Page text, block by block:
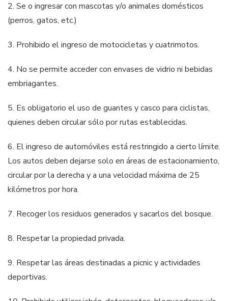
2. Se o ingresar con mascotas y/o animales domésticos
(perros, gatos, etc.)
3. Prohibido el ingreso de motocicletas y cuatrimotos.
4. No se permite acceder con envases de vidrio ni bebidas
embriagantes.
5. Es obligatorio el uso de guantes y casco para ciclistas,
quienes deben circular sólo por rutas establecidas.
6. El ingreso de automóviles está restringido a cierto límite.
Los autos deben dejarse solo en áreas de estacionamiento,
circular por la derecha y a una velocidad máxima de 25
kilómetros por hora.
7. Recoger los residuos generados y sacarlos del bosque.
8. Respetar la propiedad privada.
9. Respetar las áreas destinadas a picnic y actividades
deportivas.